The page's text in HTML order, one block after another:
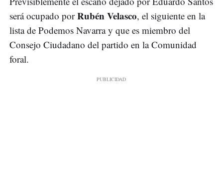
será ocupado porRubén Velasco, el siguiente en la
lista de Podemos Navarra y que es miembro del
Consejo Ciudadano del partido en la Comunidad
foral.